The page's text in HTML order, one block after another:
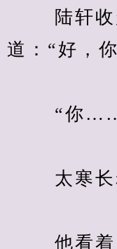
陆轩收
道：“好，
“你……
太寒长老
他看着自